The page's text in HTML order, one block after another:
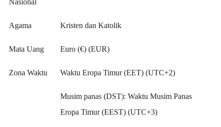
Nasional
Agama Kristen dan Katolik
Mata Uang Euro (€) (EUR)
Zona Waktu Waktu Eropa Timur (EET) (UTC+2)
Musim panas (DST): Waktu Musim Panas
Eropa Timur (EEST) (UTC+3)